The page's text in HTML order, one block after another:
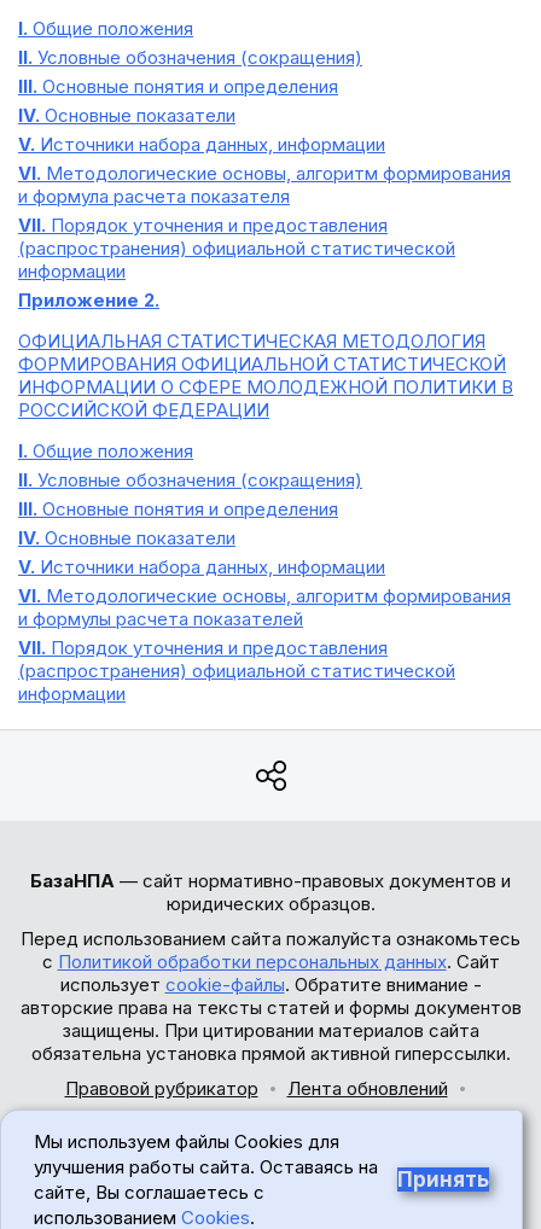
I. Общие положения
II. Условные обозначения (сокращения)
III. Основные понятия и определения
IV. Основные показатели
V. Источники набора данных, информации
VI. Методологические основы, алгоритм формирования
и формула расчета показателя
VII. Порядок уточнения и предоставления
(распространения) официальной статистической
информации
Приложение 2.
ОФИЦИАЛЬНАЯ СТАТИСТИЧЕСКАЯ МЕТОДОЛОГИЯ
ФОРМИРОВАНИЯ ОФИЦИАЛЬНОЙ СТАТИСТИЧЕСКОЙ
ИНФОРМАЦИИ О СФЕРЕ МОЛОДЕЖНОЙ ПОЛИТИКИ В
РОССИЙСКОЙ ФЕДЕРАЦИИ
I. Общие положения
II. Условные обозначения (сокращения)
III. Основные понятия и определения
IV. Основные показатели
V. Источники набора данных, информации
VI. Методологические основы, алгоритм формирования
и формулы расчета показателей
VII. Порядок уточнения и предоставления
(распространения) официальной статистической
информации
БазаНПА — сайт нормативно-правовых документов и
юридических образцов.
Перед использованием сайта пожалуйста ознакомьтесь
с Политикой обработки персональных данных. Сайт
использует cookie-файлы. Обратите внимание -
авторские права на тексты статей и формы документов
защищены. При цитировании материалов сайта
обязательна установка прямой активной гиперссылки.
Правовой рубрикатор
Лента обновлений
© 2017-2026
18+
Мы используем файлы Cookies для
улучшения работы сайта. Оставаясь на
сайте, Вы соглашаетесь с
использованием Cookies.
Принять